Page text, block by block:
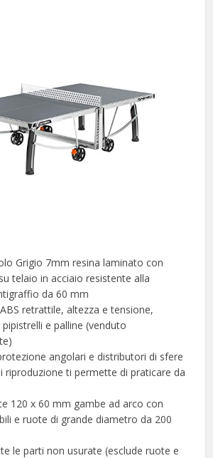
Grigio 7mm resina laminato con
telaio in acciaio resistente alla
da 60 mm
retrattile, altezza e tensione,
e palline (venduto
angolari e distributori di sfere
riproduzione ti permette di praticare da
120 x 60 mm gambe ad arco con
e ruote di grande diametro da 200
le parti non usurate (esclude ruote e